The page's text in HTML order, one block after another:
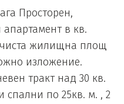
Просторен,
в кв.
чиста жилищна площ
изложение.
тракт над 30 кв.
спални по 25кв. м. , 2